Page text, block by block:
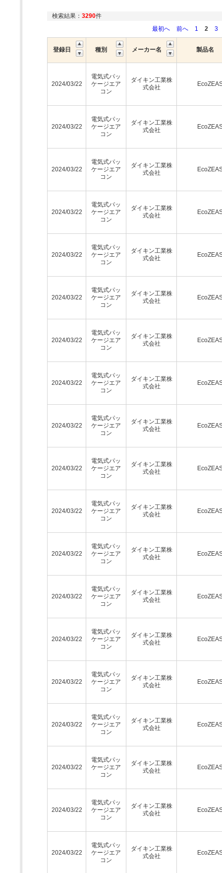
検索結果： 3290件
最初へ
前へ 1 2 3
登録日 種別 メーカー名 製品名
2024/03/22
電気式パッ
ケージエア
コン
ダイキン工業株
式会社
2024/03/22
電気式パッ
ケージエア
コン
ダイキン工業株
式会社
2024/03/22
電気式パッ
ケージエア
コン
ダイキン工業株
式会社
2024/03/22
電気式パッ
ケージエア
コン
ダイキン工業株
式会社
2024/03/22
電気式パッ
ケージエア
コン
ダイキン工業株
式会社
2024/03/22
電気式パッ
ケージエア
コン
ダイキン工業株
式会社
2024/03/22
電気式パッ
ケージエア
コン
ダイキン工業株
式会社
2024/03/22
電気式パッ
ケージエア
コン
ダイキン工業株
式会社
2024/03/22
電気式パッ
ケージエア
コン
ダイキン工業株
式会社
2024/03/22
電気式パッ
ケージエア
コン
ダイキン工業株
式会社
2024/03/22
電気式パッ
ケージエア
コン
ダイキン工業株
式会社
2024/03/22
電気式パッ
ケージエア
コン
ダイキン工業株
式会社
2024/03/22
電気式パッ
ケージエア
コン
ダイキン工業株
式会社
2024/03/22
電気式パッ
ケージエア
コン
ダイキン工業株
式会社
2024/03/22
電気式パッ
ケージエア
コン
ダイキン工業株
式会社
2024/03/22
電気式パッ
ケージエア
コン
ダイキン工業株
式会社
2024/03/22
電気式パッ
ケージエア
コン
ダイキン工業株
式会社
2024/03/22
電気式パッ
ケージエア
コン
ダイキン工業株
式会社
2024/03/22
電気式パッ
ケージエア
コン
ダイキン工業株
式会社